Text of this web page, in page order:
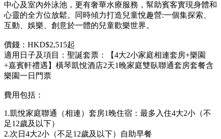
中心及室內外泳池，更有奢華水療服務，幫助賓客實現身體和
心靈的全方位放鬆。同時傾力打造兒童悅趣營:一個集探索、
互動、娛樂、創意於一體的兒童歡樂世界。
價錢：HKD$2,515起
適用日子及項目：聖誕套票：【4大2小家庭相連套房+樂園
+嘉賓軒禮遇】橫琴凱悅酒店2天1晚家庭雙臥聯通套房套餐含
樂園一日門票
費用包括：
1.凱悅家庭聯通（相連）套房1晚住宿：最多入住4大2小（不
足12歲及以下）
2.次日4大2小（不足12歲及以下）自助早餐